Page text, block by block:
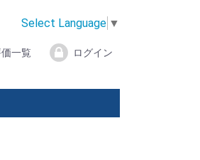
Select Language ▼
一覧 ログイン